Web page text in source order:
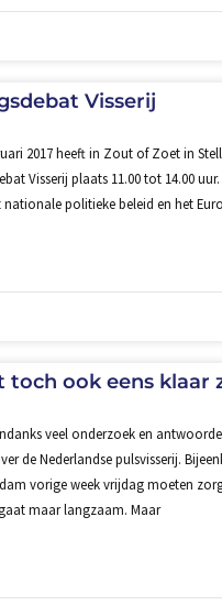
Visserij
2017 heeft in Zout of Zoet in
Visserij plaats 11.00 tot 14.00
politieke beleid en het
toch ook eens klaar
veel onderzoek en
de Nederlandse pulsvisserij.
vorige week vrijdag moeten
maar langzaam. Maar